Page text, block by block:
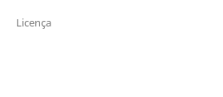
Licença